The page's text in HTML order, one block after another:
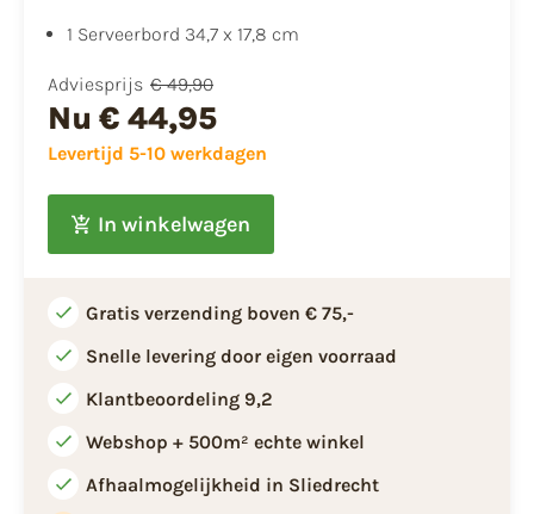
1 Serveerbord 34,7 x 17,8 cm
Adviesprijs € 49,90
Nu € 44,95
Levertijd 5-10 werkdagen
In winkelwagen
Gratis verzending boven € 75,-
Snelle levering door eigen voorraad
Klantbeoordeling 9,2
Webshop + 500m² echte winkel
Afhaalmogelijkheid in Sliedrecht